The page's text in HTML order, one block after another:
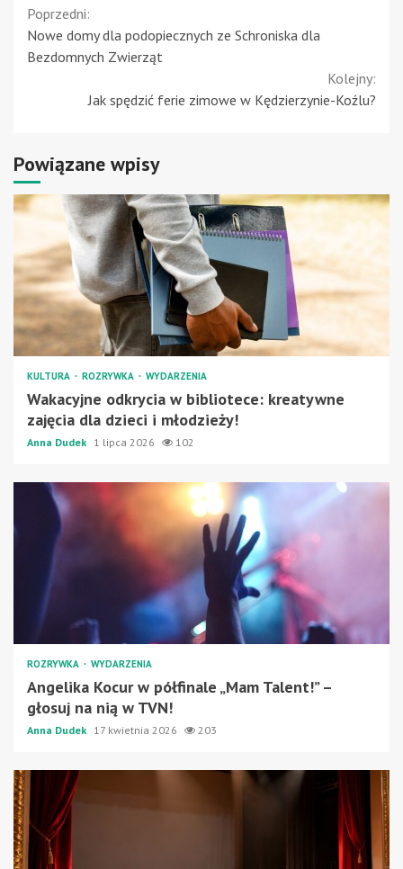
Continue
Reading
Poprzedni:
Nowe domy dla podopiecznych ze Schroniska dla
Bezdomnych Zwierząt
Kolejny:
Jak spędzić ferie zimowe w Kędzierzynie-Koźlu?
Powiązane wpisy
KULTURA ROZRYWKA WYDARZENIA
Wakacyjne odkrycia w bibliotece: kreatywne
zajęcia dla dzieci i młodzieży!
Anna Dudek 1 lipca 2026 102
ROZRYWKA WYDARZENIA
Angelika Kocur w półfinale „Mam Talent!” –
głosuj na nią w TVN!
Anna Dudek 17 kwietnia 2026 203